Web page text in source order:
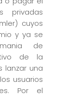
privadas
cuyos
y ya se
de
de la
lanzar una
usuarios
Por el